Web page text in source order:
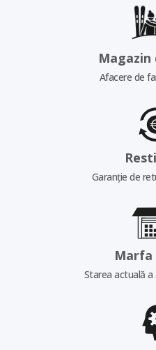
Magazin
Afacere de
Garanție de
Marfa
Starea actuală